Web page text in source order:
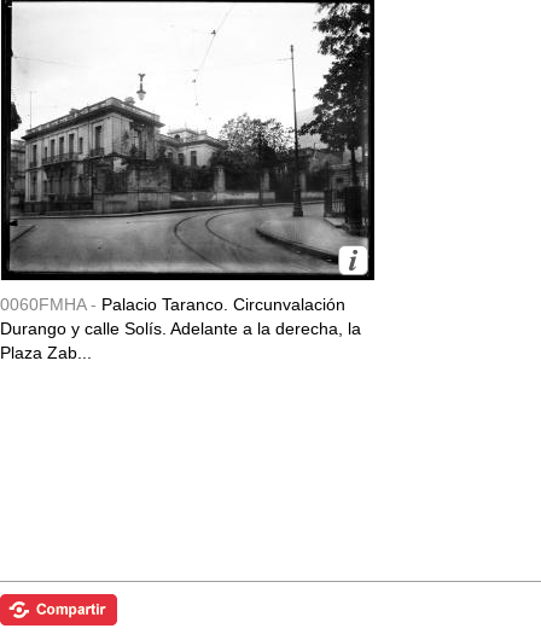
0060FMHA - Palacio Taranco. Circunvalación
Durango y calle Solís. Adelante a la derecha, la
Plaza Zab...